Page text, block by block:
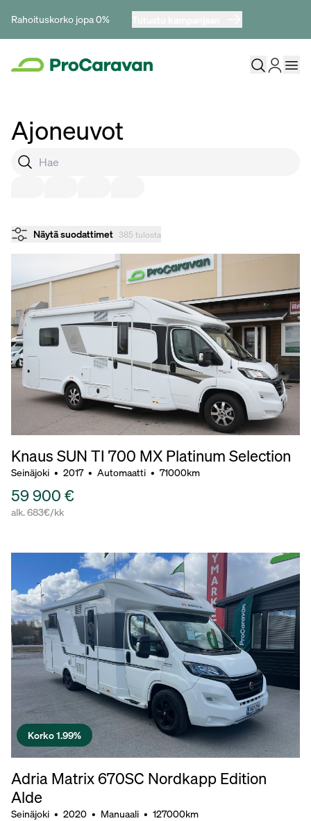
Rahoituskorko jopa 0%
Ajoneuvot
Näytä suodattimet 385 tulosta
Knaus SUN TI 700 MX Platinum Selection
Seinäjoki • 2017 • Automaatti • 71000km
59 900 €
alk. 683€/kk
Korko 1.99%
Adria Matrix 670SC Nordkapp Edition
Alde
Seinäjoki • 2020 • Manuaali • 127000km